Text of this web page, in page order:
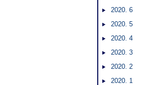
2020. 6
2020. 5
2020. 4
2020. 3
2020. 2
2020. 1